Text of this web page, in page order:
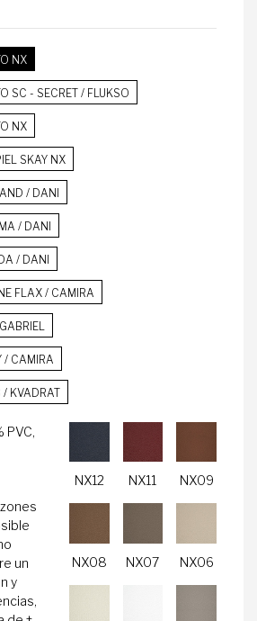
NX
SC - SECRET / FLUKSO
NX
SKAY NX
/ DANI
/ DANI
/ DANI
FLAX / CAMIRA
/ CAMIRA
/ KVADRAT
PVC,
un
y
NX12 NX11 NX09
NX08 NX07 NX06